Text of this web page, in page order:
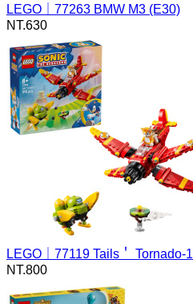
LEGO｜77263 BMW M3 (E30)
NT.630
LEGO｜77119 Tails＇ Tornado-1
NT.800